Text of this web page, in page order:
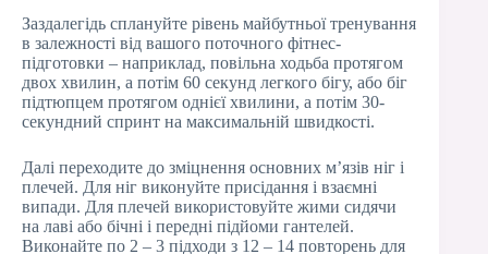
Заздалегідь сплануйте рівень майбутньої тренування
в залежності від вашого поточного фітнес-
підготовки – наприклад, повільна ходьба протягом
двох хвилин, а потім 60 секунд легкого бігу, або біг
підтюпцем протягом однієї хвилини, а потім 30-
секундний спринт на максимальній швидкості.
Далі переходите до зміцнення основних м’язів ніг і
плечей. Для ніг виконуйте присідання і взаємні
випади. Для плечей використовуйте жими сидячи
на лаві або бічні і передні підйоми гантелей.
Виконайте по 2 – 3 підходи з 12 – 14 повторень для